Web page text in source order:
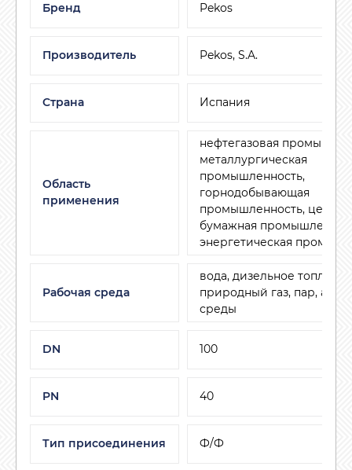
Бренд Pekos
Производитель Pekos, S.A.
Страна Испания
Область
применения
нефтегазовая
металлургическая
промышленность,
горнодобывающая
промышленность,
бумажная
энергетическая
Рабочая среда
вода, дизельное топливо,
природный газ, пар,
среды
DN 100
PN 40
Тип присоединения Ф/Ф